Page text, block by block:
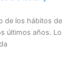
de los hábitos de
últimos años. Lo